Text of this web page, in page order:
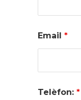
Email *
Telèfon: *